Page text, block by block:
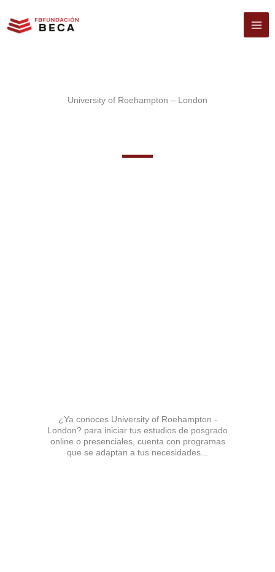
University of Roehampton – London
¿Ya conoces University of Roehampton -
London? para iniciar tus estudios de posgrado
online o presenciales, cuenta con programas
que se adaptan a tus necesidades...